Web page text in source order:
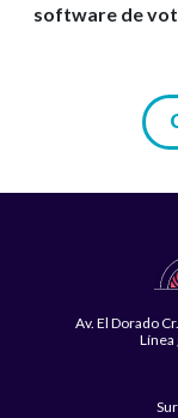
software de
Av. El Dorado
Línea